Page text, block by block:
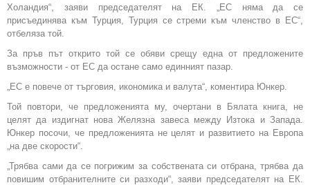
Холандия“, заяви председателят на ЕК. „ЕС няма да се
присъединява към Турция, Турция се стреми към членство в ЕС“,
отбеляза той.
За пръв път открито той се обяви срещу една от предложените
възможности - от ЕС да остане само единният пазар.
„ЕС е повече от търговия, икономика и валута“, коментира Юнкер.
Той повтори, че предложенията му, очертани в Бялата книга, не
целят да издигнат нова Желязна завеса между Изтока и Запада.
Юнкер посочи, че предложенията не целят и развитието на Европа
„на две скорости“.
„Трябва сами да се погрижим за собствената си отбрана, трябва да
повишим отбранителните си разходи“, заяви председателят на ЕК.